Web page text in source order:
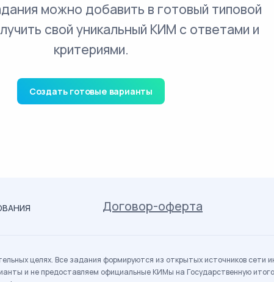
можно добавить в готовый типовой
свой уникальный КИМ с ответами и
критериями.
Создать готовые варианты
Договор-оферта
целях. Все задания формируются из открытых источников сети
и не предоставляем официальные КИМы на Государственную